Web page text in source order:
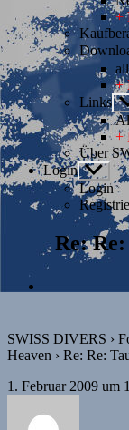
+
+
Links
+
Über
Login
Login
Re:
SWISS DIVERS ›
Heaven › Re: Re:
1. Februar 2009 um